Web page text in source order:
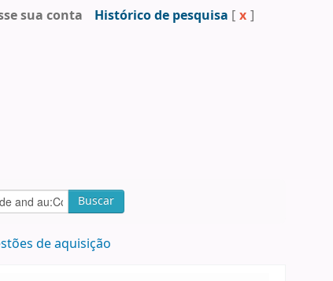
sua conta Histórico de pesquisa [ x ]
Buscar
de aquisição